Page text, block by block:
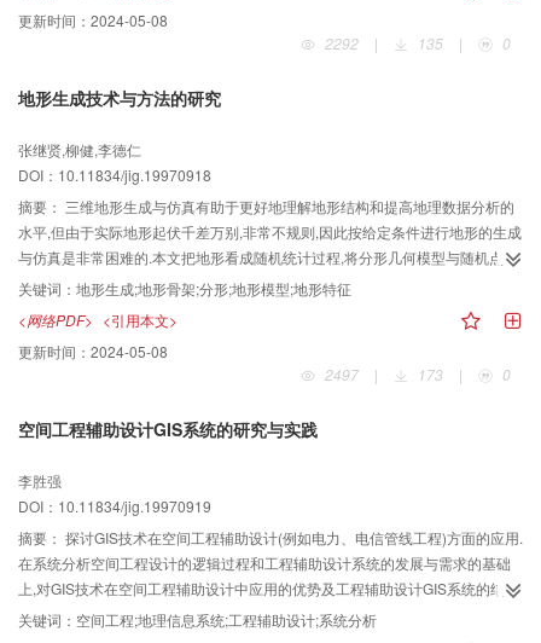
更新时间： 2024-05-08
2292
| 135 | 0
地形生成技术与方法的研究
张继贤,柳健,李德仁
DOI：10.11834/jig.19970918
摘要： 三维地形生成与仿真有助于更好地理解地形结构和提高地理数据分析的
水平,但由于实际地形起伏千差万别,非常不规则,因此按给定条件进行地形的生成
与仿真是非常困难的.本文把地形看成随机统计过程,将分形几何模型与随机点生
成技术及实用回归技术相结合,提出了一套切实可行的地形生成技术与方法,在给
定地形特征或地形参数(如平均高程、最大高程及其位置、最小高程及其位置、
高程标准差、相关长度等)条件,通过模拟符合地形统计特征的随机过程,即可通过
计算机自动产生符合要求的“真实”的三维地形。模拟与仿真的结果证明了本方法
关键词： 地形生成;地形骨架;分形;地形模型;地形特征
<网络PDF> <引用本文>
更新时间： 2024-05-08
2497
| 173 | 0
空间工程辅助设计GIS系统的研究与实践
李胜强
DOI：10.11834/jig.19970919
摘要： 探讨GIS技术在空间工程辅助设计(例如电力、电信管线工程)方面的应用.
在系统分析空间工程设计的逻辑过程和工程辅助设计系统的发展与需求的基础
上,对GIS技术在空间工程辅助设计中应用的优势及工程辅助设计GIS系统的结
构、功能和特点以及系统基本设计思路进行了探讨，指出GIS技术的引入一方面
关键词： 空间工程;地理信息系统;工程辅助设计;系统分析